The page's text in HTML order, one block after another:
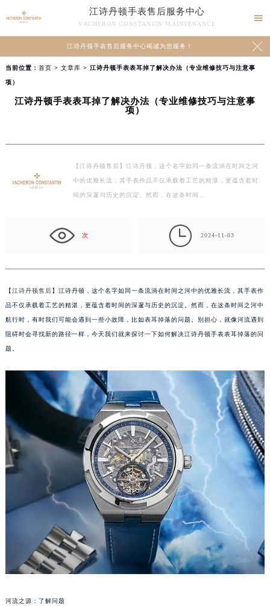
江诗丹顿手表售后服务中心
VACHERON CONSTANTIN MAINTENANCE

江诗丹顿手表售后服务中心竭诚为您服务！ 
当前位置： 首页 > 文章库 > 江诗丹顿手表表耳掉了解决办法（专业维修技巧与注意事
项）
江诗丹顿手表表耳掉了解决办法（专业维修技巧与注意事
项）
【江诗丹顿售后】江诗丹顿，这个名字如同一条流淌在时间之河
中的优雅长流，其手表作品不仅承载着工艺的精湛，更蕴含着时
间的深邃与历史的沉淀。然而，在这条时间…
次  2024-11-03
【江诗丹顿售后】江诗丹顿，这个名字如同一条流淌在时间之河中的优雅长流，其手表作
品不仅承载着工艺的精湛，更蕴含着时间的深邃与历史的沉淀。然而，在这条时间之河中
航行时，有时我们可能会遇到一些小故障，比如表耳掉落的问题。别担心，就像河流遇到
阻碍时会寻找新的路径一样，今天我们就来探讨一下如何解决江诗丹顿手表表耳掉落的问
题。
河流之源：了解问题